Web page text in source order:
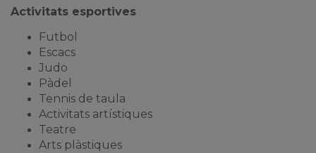
Activitats esportives
Futbol
Escacs
Judo
Pàdel
Tennis de taula
Activitats artístiques
Teatre
Arts plàstiques